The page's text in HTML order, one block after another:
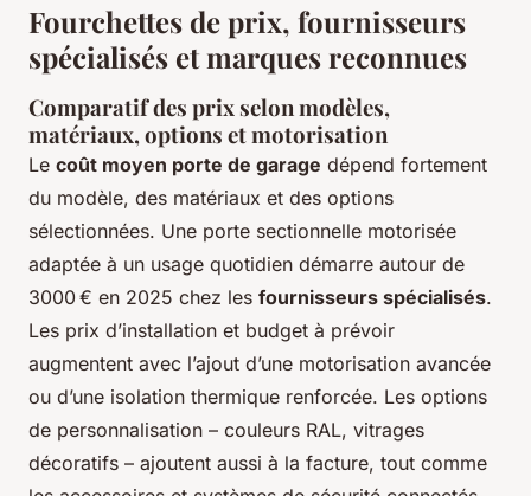
Fourchettes de prix, fournisseurs
spécialisés et marques reconnues
Comparatif des prix selon modèles,
matériaux, options et motorisation
Le coût moyen porte de garage dépend fortement
du modèle, des matériaux et des options
sélectionnées. Une porte sectionnelle motorisée
adaptée à un usage quotidien démarre autour de
3000 € en 2025 chez les fournisseurs spécialisés.
Les prix d’installation et budget à prévoir
augmentent avec l’ajout d’une motorisation avancée
ou d’une isolation thermique renforcée. Les options
de personnalisation – couleurs RAL, vitrages
décoratifs – ajoutent aussi à la facture, tout comme